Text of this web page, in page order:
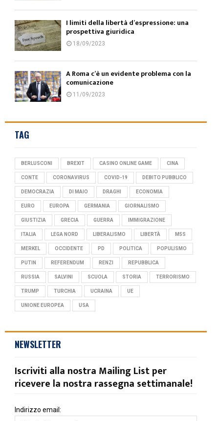
I limiti della libertà d’espressione: una
prospettiva giuridica
18/09/2023
A Roma c’è un evidente problema con la
comunicazione
11/09/2023
TAG
BERLUSCONI BREXIT CASINO ONLINE GAME CINA
CONTE CORONAVIRUS COVID-19 DEBITO PUBBLICO
DEMOCRAZIA DI MAIO DRAGHI ECONOMIA
EURO EUROPA GERMANIA GIORNALISMO
GIUSTIZIA GRECIA GUERRA IMMIGRAZIONE
ITALIA LEGA NORD LIBERALISMO LIBERTÀ M5S
MERKEL OCCIDENTE PD POLITICA POPULISMO
PUTIN REFERENDUM RENZI REPUBBLICA
RUSSIA SALVINI SCUOLA STORIA TERRORISMO
TRUMP TURCHIA UCRAINA UE
UNIONE EUROPEA USA
NEWSLETTER
Iscriviti alla nostra Mailing List per
ricevere la nostra rassegna settimanale!
Indirizzo email: